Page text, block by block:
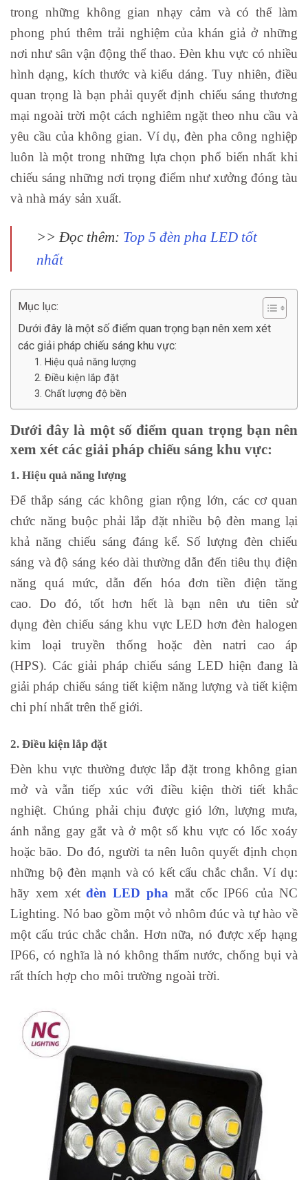
trong những không gian nhạy cảm và có thể làm
phong phú thêm trải nghiệm của khán giả ở những
nơi như sân vận động thể thao. Đèn khu vực có nhiều
hình dạng, kích thước và kiểu dáng. Tuy nhiên, điều
quan trọng là bạn phải quyết định chiếu sáng thương
mại ngoài trời một cách nghiêm ngặt theo nhu cầu và
yêu cầu của không gian. Ví dụ, đèn pha công nghiệp
luôn là một trong những lựa chọn phổ biến nhất khi
chiếu sáng những nơi trọng điểm như xưởng đóng tàu
và nhà máy sản xuất.
>> Đọc thêm: Top 5 đèn pha LED tốt
nhất
Mục lục:
Dưới đây là một số điểm quan trọng bạn nên xem xét
các giải pháp chiếu sáng khu vực:
1. Hiệu quả năng lượng
2. Điều kiện lắp đặt
3. Chất lượng độ bền
Dưới đây là một số điểm quan trọng bạn nên
xem xét các giải pháp chiếu sáng khu vực:
1. Hiệu quả năng lượng
Để thắp sáng các không gian rộng lớn, các cơ quan
chức năng buộc phải lắp đặt nhiều bộ đèn mang lại
khả năng chiếu sáng đáng kể. Số lượng đèn chiếu
sáng và độ sáng kéo dài thường dẫn đến tiêu thụ điện
năng quá mức, dẫn đến hóa đơn tiền điện tăng
cao. Do đó, tốt hơn hết là bạn nên ưu tiên sử
dụng đèn chiếu sáng khu vực LED hơn đèn halogen
kim loại truyền thống hoặc đèn natri cao áp
(HPS). Các giải pháp chiếu sáng LED hiện đang là
giải pháp chiếu sáng tiết kiệm năng lượng và tiết kiệm
chi phí nhất trên thế giới.
2. Điều kiện lắp đặt
Đèn khu vực thường được lắp đặt trong không gian
mở và vẫn tiếp xúc với điều kiện thời tiết khắc
nghiệt. Chúng phải chịu được gió lớn, lượng mưa,
ánh nắng gay gắt và ở một số khu vực có lốc xoáy
hoặc bão. Do đó, người ta nên luôn quyết định chọn
những bộ đèn mạnh và có kết cấu chắc chắn. Ví dụ:
hãy xem xétđèn LED pha mắt cốc IP66 của NC
Lighting. Nó bao gồm một vỏ nhôm đúc và tự hào về
một cấu trúc chắc chắn. Hơn nữa, nó được xếp hạng
IP66, có nghĩa là nó không thấm nước, chống bụi và
rất thích hợp cho môi trường ngoài trời.